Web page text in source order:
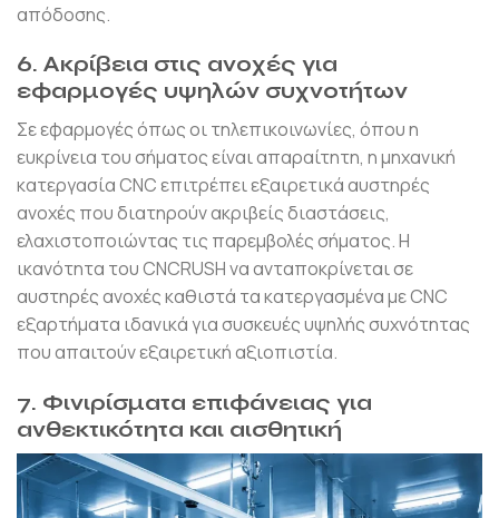
απόδοσης.
6. Ακρίβεια στις ανοχές για
εφαρμογές υψηλών συχνοτήτων
Σε εφαρμογές όπως οι τηλεπικοινωνίες, όπου η
ευκρίνεια του σήματος είναι απαραίτητη, η μηχανική
κατεργασία CNC επιτρέπει εξαιρετικά αυστηρές
ανοχές που διατηρούν ακριβείς διαστάσεις,
ελαχιστοποιώντας τις παρεμβολές σήματος. Η
ικανότητα του CNCRUSH να ανταποκρίνεται σε
αυστηρές ανοχές καθιστά τα κατεργασμένα με CNC
εξαρτήματα ιδανικά για συσκευές υψηλής συχνότητας
που απαιτούν εξαιρετική αξιοπιστία.
7. Φινιρίσματα επιφάνειας για
ανθεκτικότητα και αισθητική